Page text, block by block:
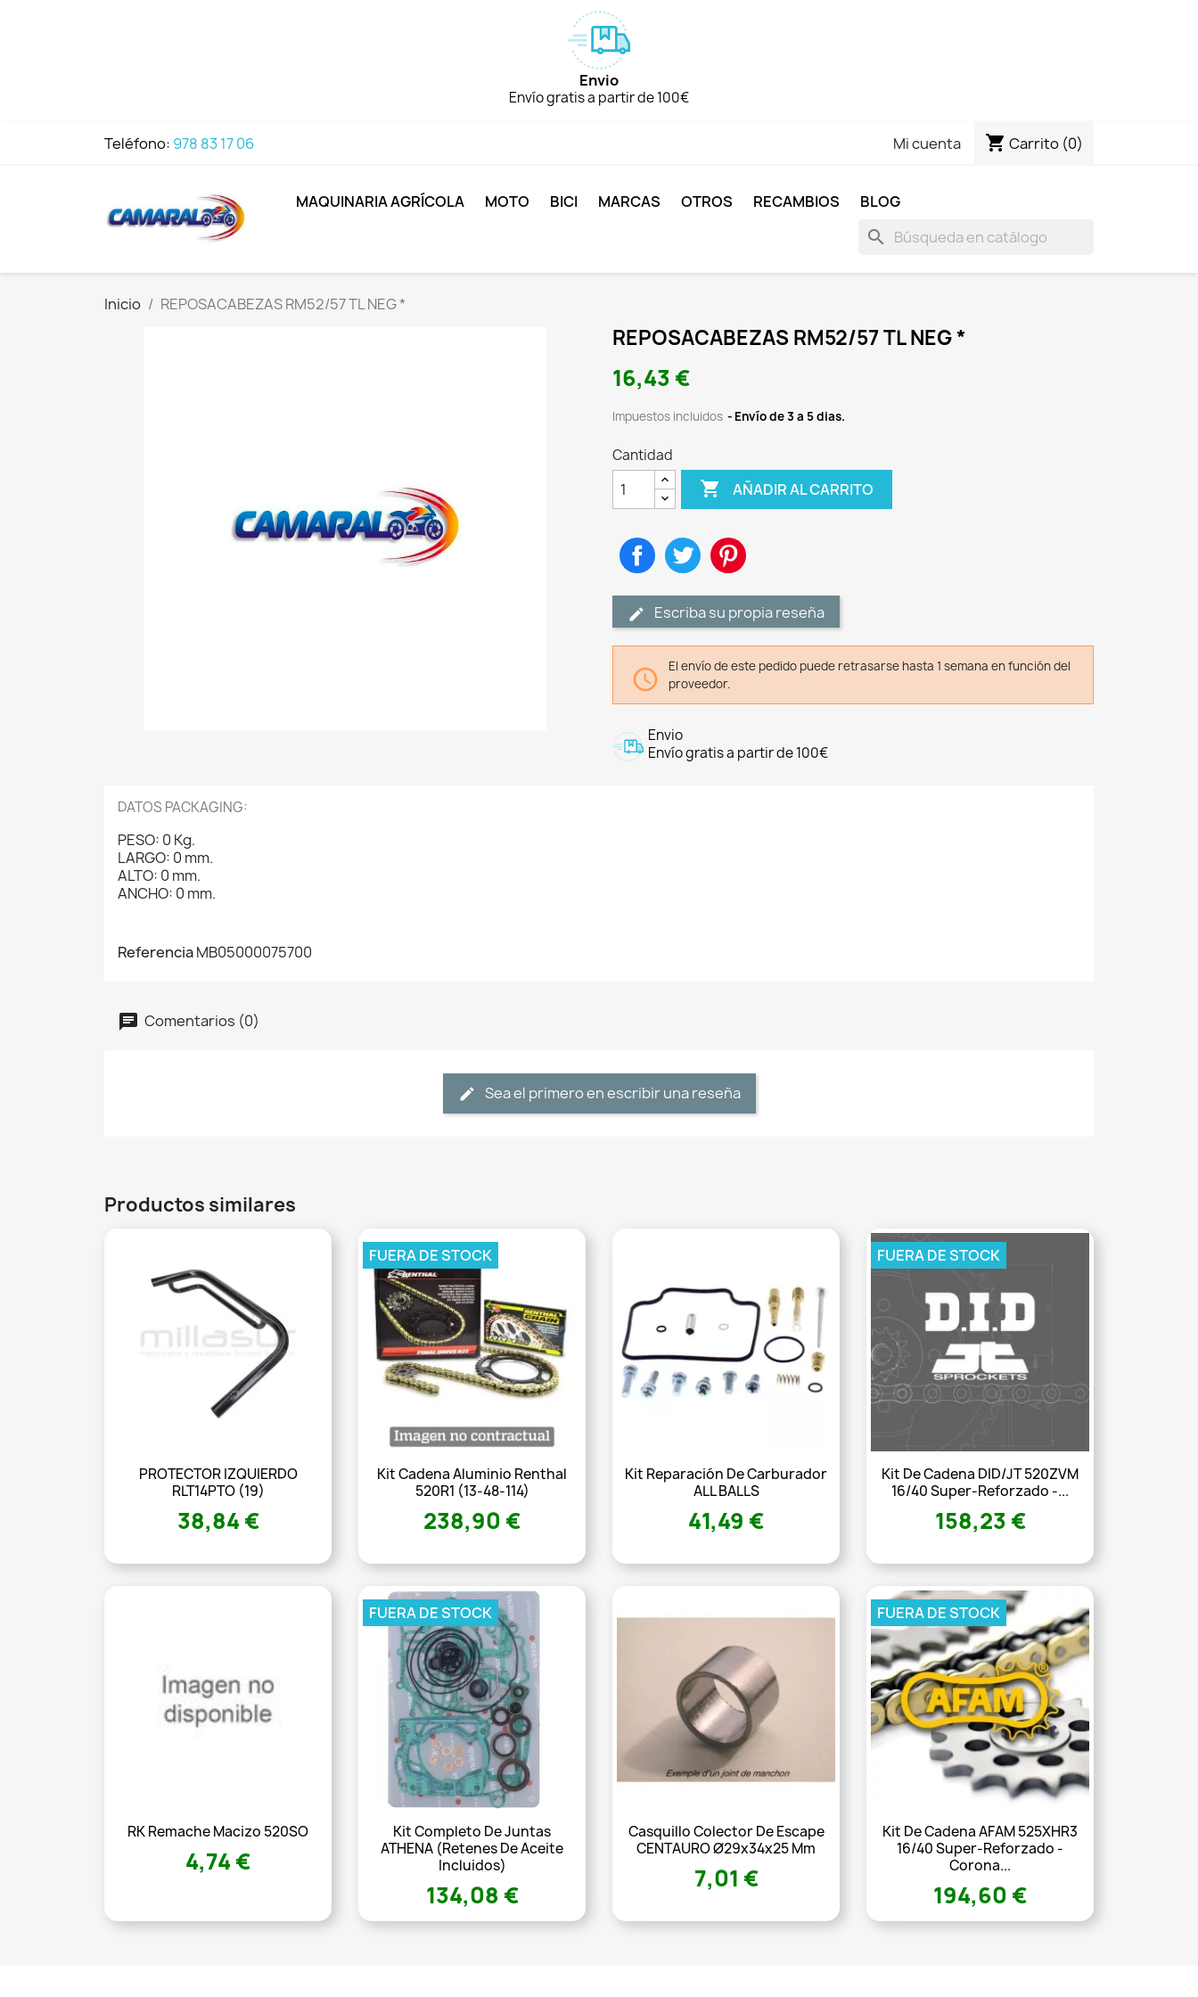
Envio
Envío gratis a partir de 100€
Teléfono: 978 83 17 06 Mi cuenta shopping_cart Carrito (0)
MAQUINARIA AGRÍCOLA MOTO BICI MARCAS OTROS RECAMBIOS BLOG
search
Inicio REPOSACABEZAS RM52/57 TL NEG *
REPOSACABEZAS RM52/57 TL NEG *
16,43 €
Impuestos incluidos Envío de 3 a 5 dias.
Cantidad
 AÑADIR AL CARRITO
CompartirTuitear
Escriba su propia reseña

El envío de este pedido puede retrasarse hasta 1 semana en función del
proveedor.
Envio
Envío gratis a partir de 100€
DATOS PACKAGING:
PESO: 0 Kg.
LARGO: 0 mm.
ALTO: 0 mm.
ANCHO: 0 mm.
ReferenciaMB05000075700
Comentarios (0)
Sea el primero en escribir una reseña
Productos similares
PROTECTOR IZQUIERDO
RLT14PTO (19)
38,84 €
Kit Cadena Aluminio Renthal
520R1 (13-48-114)
238,90 €
FUERA DE STOCK
Kit Reparación De Carburador
ALL BALLS
41,49 €
Kit De Cadena DID/JT 520ZVM
16/40 Super-Reforzado -...
158,23 €
FUERA DE STOCK
RK Remache Macizo 520SO
4,74 €
Kit Completo De Juntas
ATHENA (retenes De Aceite
Incluidos)
134,08 €
FUERA DE STOCK
Casquillo Colector De Escape
CENTAURO Ø29x34x25 Mm
7,01 €
Kit De Cadena AFAM 525XHR3
16/40 Super-Reforzado -
Corona...
194,60 €
FUERA DE STOCK